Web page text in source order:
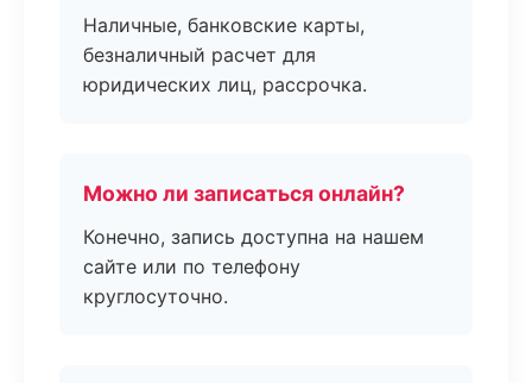
Наличные, банковские карты,
безналичный расчет для
юридических лиц, рассрочка.
Можно ли записаться онлайн?
Конечно, запись доступна на нашем
сайте или по телефону
круглосуточно.